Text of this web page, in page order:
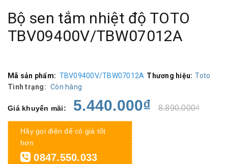
Bộ sen tắm nhiệt độ TOTO
TBV09400V/TBW07012A
Mã sản phẩm: TBV09400V/TBW07012A Thương hiệu: Toto
Tình trạng: Còn hàng
Giá khuyến mãi: 5.440.000₫ 8.890.000₫
Hãy gọi điện để có giá tốt
hơn
0847.550.033